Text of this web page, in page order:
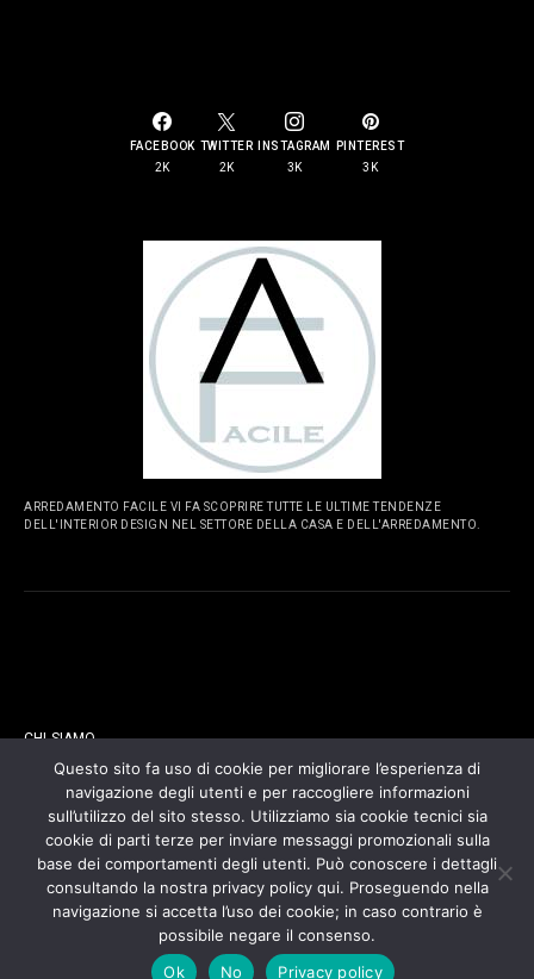
FACEBOOK
2K
TWITTER
2K
INSTAGRAM
3K
PINTEREST
3K
ARREDAMENTO FACILE VI FA SCOPRIRE TUTTE LE ULTIME TENDENZE
DELL'INTERIOR DESIGN NEL SETTORE DELLA CASA E DELL'ARREDAMENTO.
CHI SIAMO
CONTATTI
COOKIES POLICY
PRIVACY POLICY
Questo sito fa uso di cookie per migliorare l’esperienza di
navigazione degli utenti e per raccogliere informazioni
sull’utilizzo del sito stesso. Utilizziamo sia cookie tecnici sia
cookie di parti terze per inviare messaggi promozionali sulla
base dei comportamenti degli utenti. Può conoscere i dettagli
consultando la nostra privacy policy qui. Proseguendo nella
navigazione si accetta l’uso dei cookie; in caso contrario è
possibile negare il consenso.
Ok
No Privacy policy